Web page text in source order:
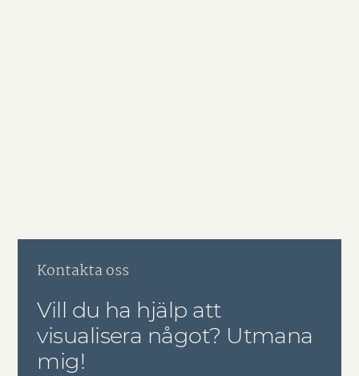
Kontakta oss
Vill du ha hjälp att
visualisera något? Utmana
mig!